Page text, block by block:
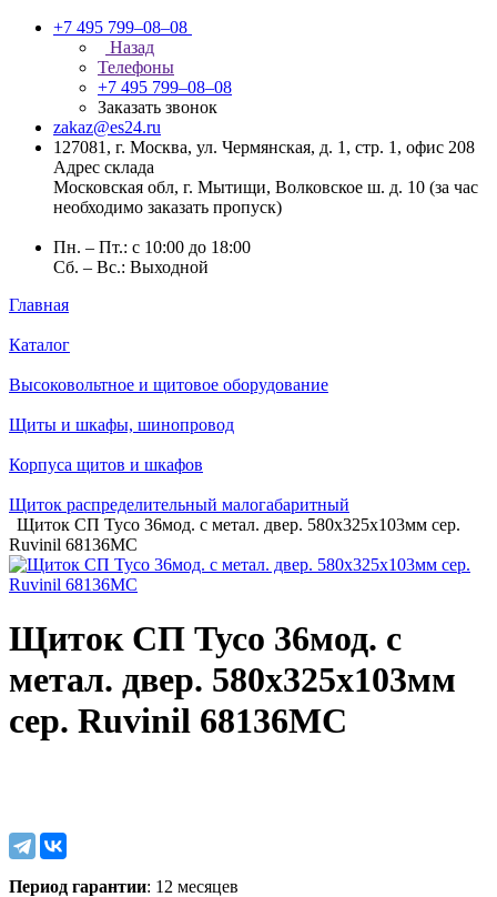
+7 495 799–08–08
Назад
Телефоны
+7 495 799–08–08
Заказать звонок
zakaz@es24.ru
127081, г. Москва, ул. Чермянская, д. 1, стр. 1, офис 208
Адрес склада
Московская обл, г. Мытищи, Волковское ш. д. 10 (за час
необходимо заказать пропуск)
Пн. – Пт.: с 10:00 до 18:00
Сб. – Вс.: Выходной
Главная
Каталог
Высоковольтное и щитовое оборудование
Щиты и шкафы, шинопровод
Корпуса щитов и шкафов
Щиток распределительный малогабаритный
Щиток СП Тусо 36мод. с метал. двер. 580х325х103мм сер.
Ruvinil 68136МС
Щиток СП Тусо 36мод. с
метал. двер. 580х325х103мм
сер. Ruvinil 68136МС
Период гарантии: 12 месяцев